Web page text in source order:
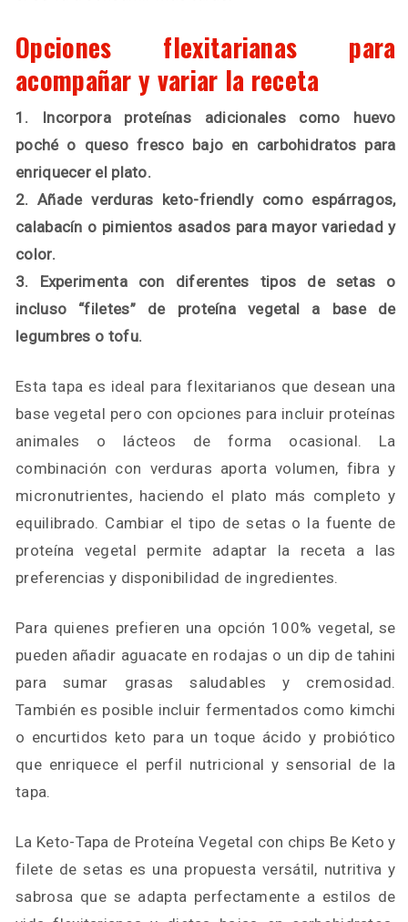
Opciones flexitarianas para
acompañar y variar la receta
1. Incorpora proteínas adicionales como huevo
poché o queso fresco bajo en carbohidratos para
enriquecer el plato.
2. Añade verduras keto-friendly como espárragos,
calabacín o pimientos asados para mayor variedad y
color.
3. Experimenta con diferentes tipos de setas o
incluso “filetes” de proteína vegetal a base de
legumbres o tofu.
Esta tapa es ideal para flexitarianos que desean una
base vegetal pero con opciones para incluir proteínas
animales o lácteos de forma ocasional. La
combinación con verduras aporta volumen, fibra y
micronutrientes, haciendo el plato más completo y
equilibrado. Cambiar el tipo de setas o la fuente de
proteína vegetal permite adaptar la receta a las
preferencias y disponibilidad de ingredientes.
Para quienes prefieren una opción 100% vegetal, se
pueden añadir aguacate en rodajas o un dip de tahini
para sumar grasas saludables y cremosidad.
También es posible incluir fermentados como kimchi
o encurtidos keto para un toque ácido y probiótico
que enriquece el perfil nutricional y sensorial de la
tapa.
La Keto-Tapa de Proteína Vegetal con chips Be Keto y
filete de setas es una propuesta versátil, nutritiva y
sabrosa que se adapta perfectamente a estilos de